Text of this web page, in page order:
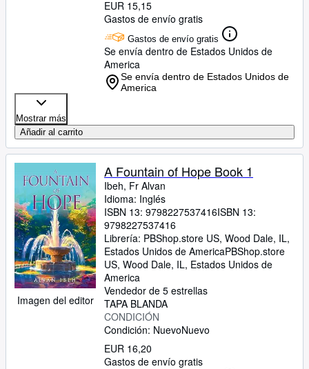
EUR 15,15
Gastos de envío gratis
Gastos de envío gratis
Se envía dentro de Estados Unidos de
America
Se envía dentro de Estados Unidos de
America
Mostrar más
Añadir al carrito
Imagen del editor
A Fountain of Hope Book 1
Ibeh, Fr Alvan
Idioma: Inglés
ISBN 13: 9798227537416ISBN 13:
9798227537416
Librería: PBShop.store US, Wood Dale, IL,
Estados Unidos de AmericaPBShop.store
US, Wood Dale, IL, Estados Unidos de
America
Vendedor de 5 estrellas
TAPA BLANDA
CONDICIÓN
Condición: NuevoNuevo
EUR 16,20
Gastos de envío gratis